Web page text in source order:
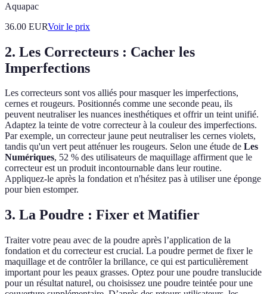
Aquapac
36.00 EURVoir le prix
2. Les Correcteurs : Cacher les
Imperfections
Les correcteurs sont vos alliés pour masquer les imperfections,
cernes et rougeurs. Positionnés comme une seconde peau, ils
peuvent neutraliser les nuances inesthétiques et offrir un teint unifié.
Adaptez la teinte de votre correcteur à la couleur des imperfections.
Par exemple, un correcteur jaune peut neutraliser les cernes violets,
tandis qu'un vert peut atténuer les rougeurs. Selon une étude de Les
Numériques, 52 % des utilisateurs de maquillage affirment que le
correcteur est un produit incontournable dans leur routine.
Appliquez-le après la fondation et n'hésitez pas à utiliser une éponge
pour bien estomper.
3. La Poudre : Fixer et Matifier
Traiter votre peau avec de la poudre après l’application de la
fondation et du correcteur est crucial. La poudre permet de fixer le
maquillage et de contrôler la brillance, ce qui est particulièrement
important pour les peaux grasses. Optez pour une poudre translucide
pour un résultat naturel, ou choisissez une poudre teintée pour une